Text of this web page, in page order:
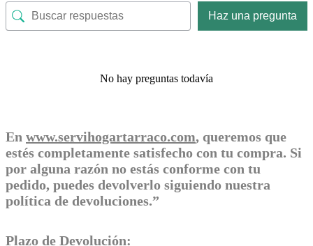
Haz una pregunta
No hay preguntas todavía
En www.servihogartarraco.com, queremos que
estés completamente satisfecho con tu compra. Si
por alguna razón no estás conforme con tu
pedido, puedes devolverlo siguiendo nuestra
política de devoluciones.”
Plazo de Devolución: